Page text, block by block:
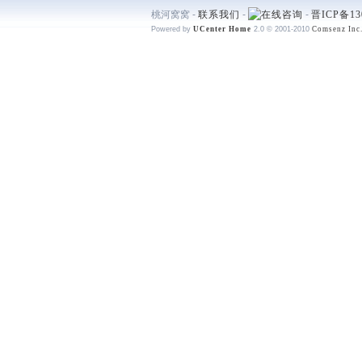
桃河窝窝 - 联系我们 - - 晋ICP备
Powered by UCenter Home 2.0 © 2001-2010 Comsenz Inc.